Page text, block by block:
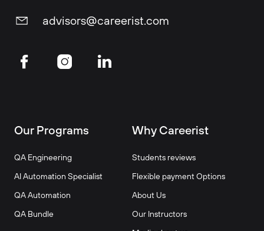
advisors@careerist.com
Our Programs
QA Engineering
AI Automation Specialist
QA Automation
QA Bundle
Why Careerist
Students reviews
Flexible payment Options
About Us
Our Instructors